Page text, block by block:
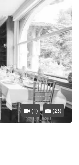
(1) (23)